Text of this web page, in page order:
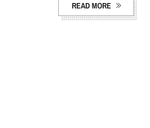
READ MORE